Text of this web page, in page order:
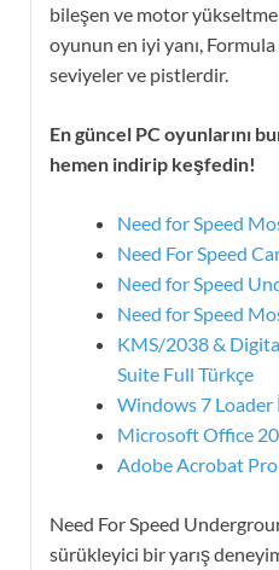
bileşen ve motor yükseltme
oyunun en iyi yanı,
seviyeler ve pistlerdir.
En güncel PC oyunlarını
hemen indirip keşfedin!
Need for Speed
Need For Speed
Need for Speed
Need for Speed
KMS/2038 &
Suite Full Türkçe
Windows 7 Loader
Microsoft Office
Adobe Acrobat
Need For Speed
sürükleyici bir yarış